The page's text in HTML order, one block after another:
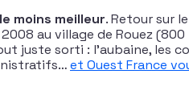
moins meilleur. Retour sur
au village de Rouez
juste sorti : l’aubaine, les
et Ouest France